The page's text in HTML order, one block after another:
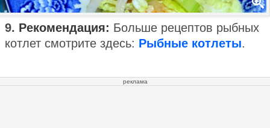
9. Рекомендация: Больше рецептов рыбных
котлет смотрите здесь: Рыбные котлеты.
реклама